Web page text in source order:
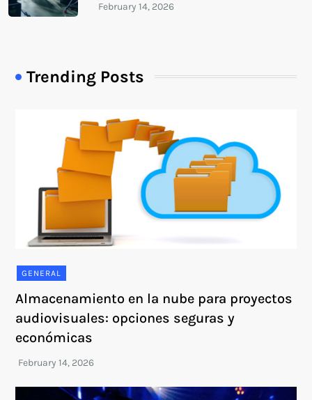
Trending Posts
GENERAL
Almacenamiento en la nube para proyectos
audiovisuales: opciones seguras y
económicas